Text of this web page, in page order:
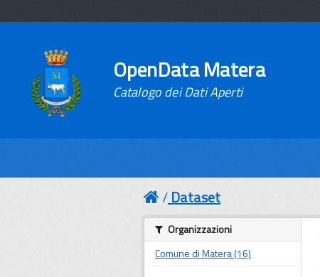
OpenData Matera
Catalogo dei Dati Aperti
Dataset
Organizzazioni
Comune di Matera (16)